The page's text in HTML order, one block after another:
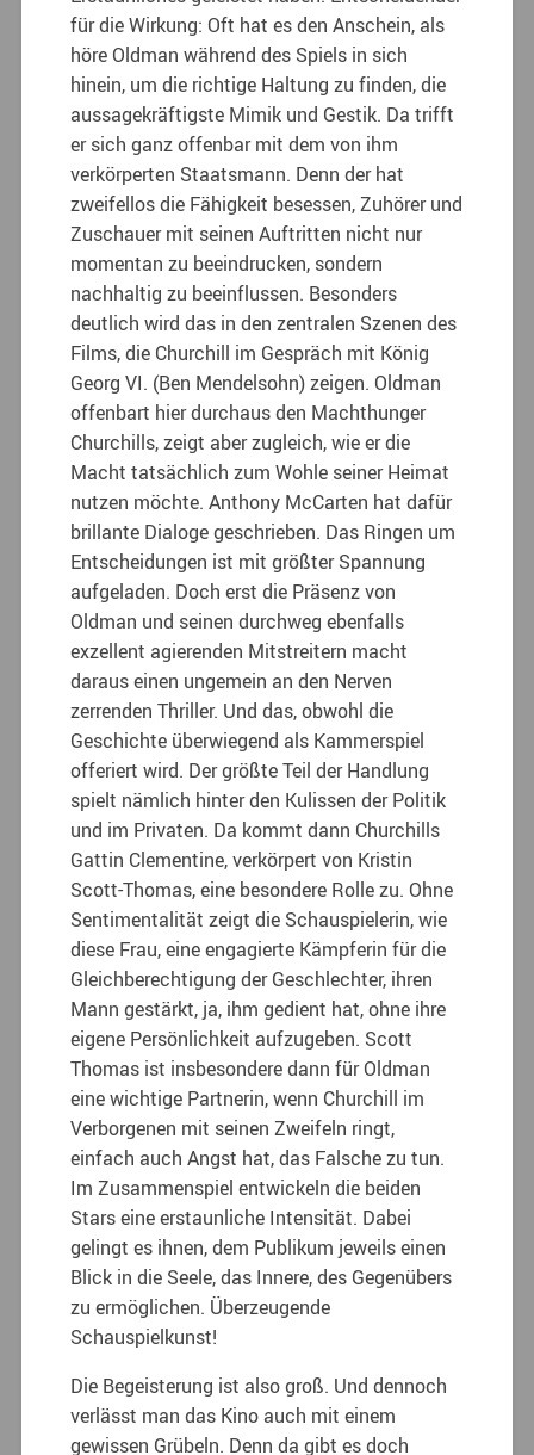
für die Wirkung: Oft hat es den Anschein, als
höre Oldman während des Spiels in sich
hinein, um die richtige Haltung zu finden, die
aussagekräftigste Mimik und Gestik. Da trifft
er sich ganz offenbar mit dem von ihm
verkörperten Staatsmann. Denn der hat
zweifellos die Fähigkeit besessen, Zuhörer und
Zuschauer mit seinen Auftritten nicht nur
momentan zu beeindrucken, sondern
nachhaltig zu beeinflussen. Besonders
deutlich wird das in den zentralen Szenen des
Films, die Churchill im Gespräch mit König
Georg VI. (Ben Mendelsohn) zeigen. Oldman
offenbart hier durchaus den Machthunger
Churchills, zeigt aber zugleich, wie er die
Macht tatsächlich zum Wohle seiner Heimat
nutzen möchte. Anthony McCarten hat dafür
brillante Dialoge geschrieben. Das Ringen um
Entscheidungen ist mit größter Spannung
aufgeladen. Doch erst die Präsenz von
Oldman und seinen durchweg ebenfalls
exzellent agierenden Mitstreitern macht
daraus einen ungemein an den Nerven
zerrenden Thriller. Und das, obwohl die
Geschichte überwiegend als Kammerspiel
offeriert wird. Der größte Teil der Handlung
spielt nämlich hinter den Kulissen der Politik
und im Privaten. Da kommt dann Churchills
Gattin Clementine, verkörpert von Kristin
Scott-Thomas, eine besondere Rolle zu. Ohne
Sentimentalität zeigt die Schauspielerin, wie
diese Frau, eine engagierte Kämpferin für die
Gleichberechtigung der Geschlechter, ihren
Mann gestärkt, ja, ihm gedient hat, ohne ihre
eigene Persönlichkeit aufzugeben. Scott
Thomas ist insbesondere dann für Oldman
eine wichtige Partnerin, wenn Churchill im
Verborgenen mit seinen Zweifeln ringt,
einfach auch Angst hat, das Falsche zu tun.
Im Zusammenspiel entwickeln die beiden
Stars eine erstaunliche Intensität. Dabei
gelingt es ihnen, dem Publikum jeweils einen
Blick in die Seele, das Innere, des Gegenübers
zu ermöglichen. Überzeugende
Schauspielkunst!
Die Begeisterung ist also groß. Und dennoch
verlässt man das Kino auch mit einem
gewissen Grübeln. Denn da gibt es doch